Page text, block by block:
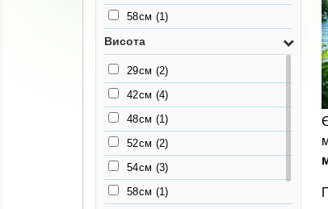
58см (1)
Висота
29см (2)
42см (4)
48см (1)
52см (2)
54см (3)
58см (1)